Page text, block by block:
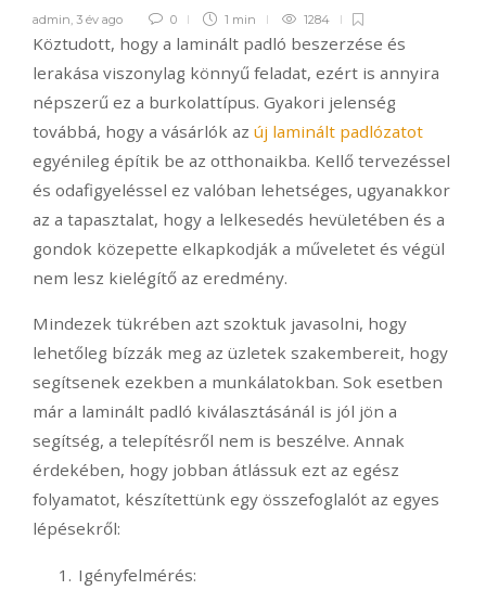
admin, 3 év ago 0 1 min 1284
Köztudott, hogy a laminált padló beszerzése és
lerakása viszonylag könnyű feladat, ezért is annyira
népszerű ez a burkolattípus. Gyakori jelenség
továbbá, hogy a vásárlók az új laminált padlózatot
egyénileg építik be az otthonaikba. Kellő tervezéssel
és odafigyeléssel ez valóban lehetséges, ugyanakkor
az a tapasztalat, hogy a lelkesedés hevületében és a
gondok közepette elkapkodják a műveletet és végül
nem lesz kielégítő az eredmény.
Mindezek tükrében azt szoktuk javasolni, hogy
lehetőleg bízzák meg az üzletek szakembereit, hogy
segítsenek ezekben a munkálatokban. Sok esetben
már a laminált padló kiválasztásánál is jól jön a
segítség, a telepítésről nem is beszélve. Annak
érdekében, hogy jobban átlássuk ezt az egész
folyamatot, készítettünk egy összefoglalót az egyes
lépésekről:
Igényfelmérés: